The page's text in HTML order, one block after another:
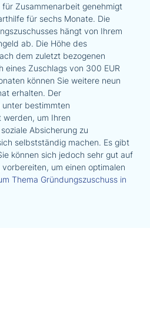
Zusammenarbeit genehmigt
für sechs Monate. Die
hängt von Ihrem
ab. Die Höhe des
dem zuletzt bezogenen
eines Zuschlags von 300 EUR
können Sie weitere neun
erhalten. Der
unter bestimmten
werden, um Ihren
Absicherung zu
selbstständig machen. Es gibt
können sich jedoch sehr gut auf
um einen optimalen
Thema Gründungszuschuss in